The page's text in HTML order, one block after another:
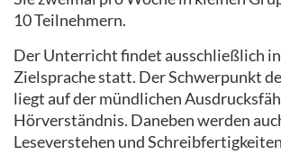
10 Teilnehmern.
Der Unterricht findet ausschließlich
Zielsprache statt. Der Schwerpunkt
liegt auf der mündlichen
Hörverständnis. Daneben werden
Leseverstehen und